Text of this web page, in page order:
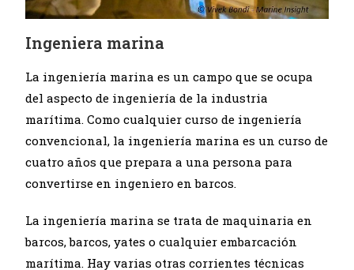
Ingeniera marina
La ingeniería marina es un campo que se ocupa
del aspecto de ingeniería de la industria
marítima. Como cualquier curso de ingeniería
convencional, la ingeniería marina es un curso de
cuatro años que prepara a una persona para
convertirse en ingeniero en barcos.
La ingeniería marina se trata de maquinaria en
barcos, barcos, yates o cualquier embarcación
marítima. Hay varias otras corrientes técnicas